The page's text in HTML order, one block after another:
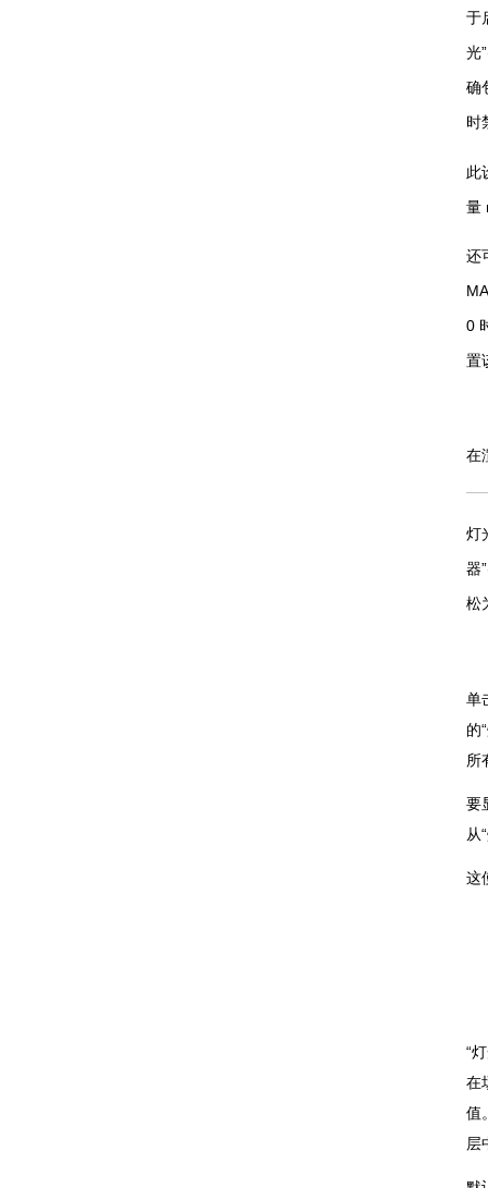
于
光
确
时
此
量
还
0
置
在
灯
器
松
单
的
所
要
从
这
“
在
值
层